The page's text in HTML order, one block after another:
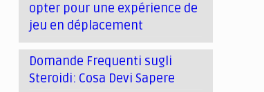
opter pour une expérience de
jeu en déplacement
Domande Frequenti sugli
Steroidi: Cosa Devi Sapere